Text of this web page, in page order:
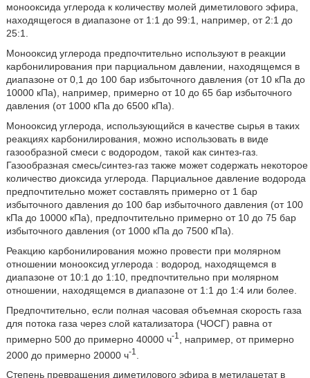
монооксида углерода к количеству молей диметилового эфира,
находящегося в диапазоне от 1:1 до 99:1, например, от 2:1 до
25:1.
Монооксид углерода предпочтительно используют в реакции
карбонилирования при парциальном давлении, находящемся в
диапазоне от 0,1 до 100 бар избыточного давления (от 10 кПа до
10000 кПа), например, примерно от 10 до 65 бар избыточного
давления (от 1000 кПа до 6500 кПа).
Монооксид углерода, использующийся в качестве сырья в таких
реакциях карбонилирования, можно использовать в виде
газообразной смеси с водородом, такой как синтез-газ.
Газообразная смесь/синтез-газ также может содержать некоторое
количество диоксида углерода. Парциальное давление водорода
предпочтительно может составлять примерно от 1 бар
избыточного давления до 100 бар избыточного давления (от 100
кПа до 10000 кПа), предпочтительно примерно от 10 до 75 бар
избыточного давления (от 1000 кПа до 7500 кПа).
Реакцию карбонилирования можно провести при молярном
отношении монооксид углерода : водород, находящемся в
диапазоне от 10:1 до 1:10, предпочтительно при молярном
отношении, находящемся в диапазоне от 1:1 до 1:4 или более.
Предпочтительно, если полная часовая объемная скорость газа
для потока газа через слой катализатора (ЧОСГ) равна от
примерно 500 до примерно 40000 ч-1
, например, от примерно
2000 до примерно 20000 ч-1
Степень превращения диметилового эфира в метилацетат в